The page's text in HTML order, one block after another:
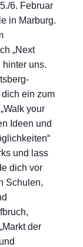
6. Februar
in Marburg.
„Next
hinter uns.
ein zum
your
Ideen und
und lass
dich vor
Schulen,
der